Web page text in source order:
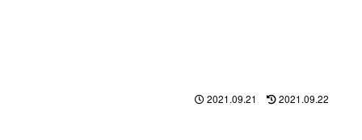
2021.09.21 2021.09.22